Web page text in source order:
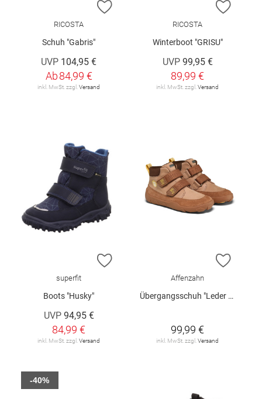
ZUR WUNSCHLISTE HINZUFÜGEN
RICOSTA
Schuh "Gabris"
UVP 104,95 €
Ab84,99 €
inkl. MwSt. zzgl.Versand
ZUR
RICOSTA
Winterboot "GRISU"
UVP 99,95 €
89,99 €
inkl. MwSt. zzgl.Versand
ZUR WUNSCHLISTE HINZUFÜGEN
superfit
Boots "Husky"
UVP 94,95 €
84,99 €
inkl. MwSt. zzgl. Versand
ZUR
Affenzahn
Übergangsschuh "Leder Friendly"
99,99 €
inkl. MwSt. zzgl. Versand
-40%